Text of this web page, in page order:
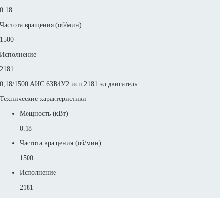
0.18
Частота вращения (об/мин)
1500
Исполнение
2181
0,18/1500 АИС 63В4У2 исп 2181 эл двигатель
Технические характеристики
Мощность (кВт)
0.18
Частота вращения (об/мин)
1500
Исполнение
2181